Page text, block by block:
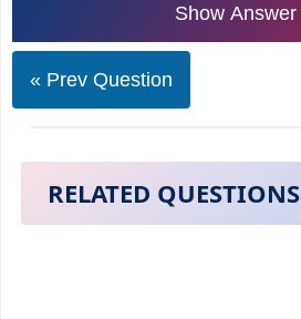
Show Answer
« Prev Question
RELATED QUESTIONS